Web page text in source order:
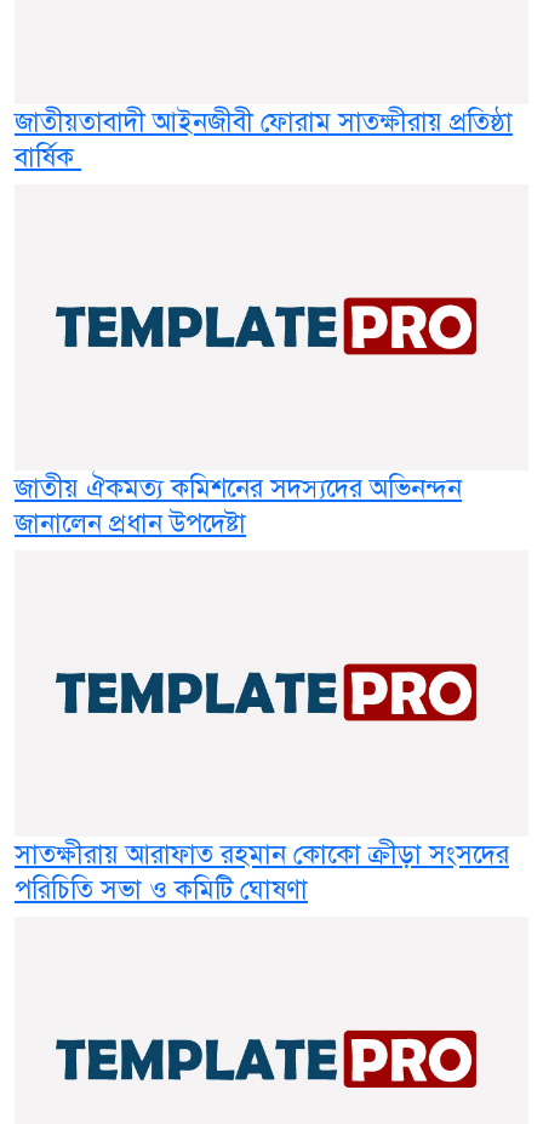
জাতীয়তাবাদী আইনজীবী ফোরাম সাতক্ষীরায় প্রতিষ্ঠা
বার্ষিক
জাতীয় ঐকমত্য কমিশনের সদস্যদের অভিনন্দন
জানালেন প্রধান উপদেষ্টা
সাতক্ষীরায় আরাফাত রহমান কোকো ক্রীড়া সংসদের
পরিচিতি সভা ও কমিটি ঘোষণা